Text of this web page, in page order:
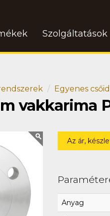
Szolgáltatások
Egyenes
vakkarima
Az ár,
Anyag